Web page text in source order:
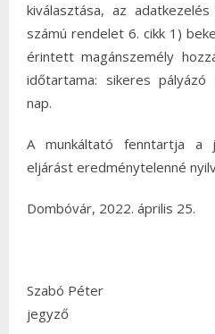
kiválasztása, az
számú rendelet 6. cikk 1)
érintett magánszemély
időtartama: sikeres
nap.
A munkáltató fenntartja a
eljárást eredménytelenné
Dombóvár, 2022. április 25.
Szabó Péter
jegyző